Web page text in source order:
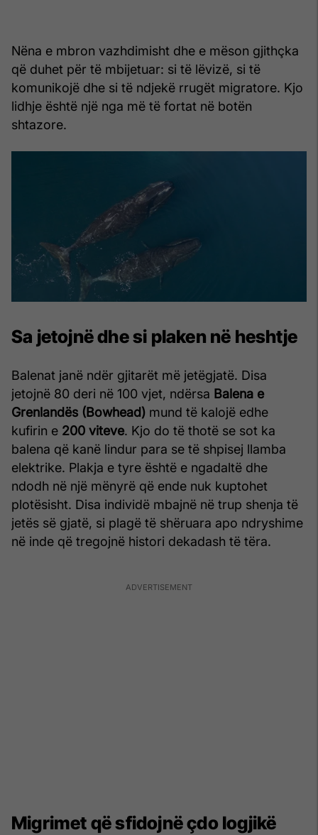
Nëna e mbron vazhdimisht dhe e mëson gjithçka
që duhet për të mbijetuar: si të lëvizë, si të
komunikojë dhe si të ndjekë rrugët migratore. Kjo
lidhje është një nga më të fortat në botën
shtazore.
Sa jetojnë dhe si plaken në heshtje
Balenat janë ndër gjitarët më jetëgjatë. Disa
jetojnë 80 deri në 100 vjet, ndërsa Balena e
Grenlandës (Bowhead) mund të kalojë edhe
kufirin e 200 viteve. Kjo do të thotë se sot ka
balena që kanë lindur para se të shpisej llamba
elektrike. Plakja e tyre është e ngadaltë dhe
ndodh në një mënyrë që ende nuk kuptohet
plotësisht. Disa individë mbajnë në trup shenja të
jetës së gjatë, si plagë të shëruara apo ndryshime
në inde që tregojnë histori dekadash të tëra.
Migrimet që sfidojnë çdo logjikë